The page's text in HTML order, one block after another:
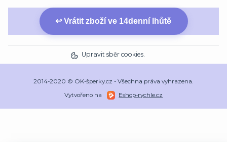
↩ Vrátit zboží ve 14denní lhůtě
Upravit sběr cookies.
2014-2020 © OK-šperky.cz - Všechna práva vyhrazena.
Vytvořeno na
Eshop-rychle.cz